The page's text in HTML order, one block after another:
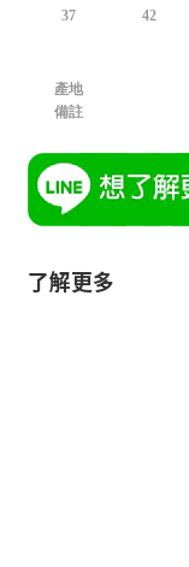
37
42
產地
備註
了解更多